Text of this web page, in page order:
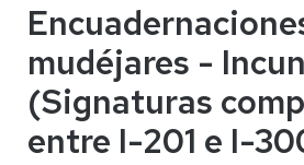
mudéjares -
(Signaturas
entre I-201 e I-